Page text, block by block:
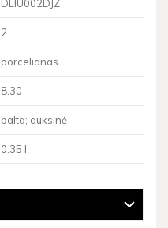
DLIU002DJZ
2
porcelianas
8.30
balta; auksinė
0.35 l